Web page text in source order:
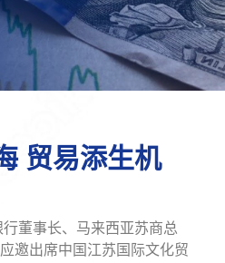
贸易添生机
董事长、马来西亚苏商总
邀出席中国江苏国际文化贸